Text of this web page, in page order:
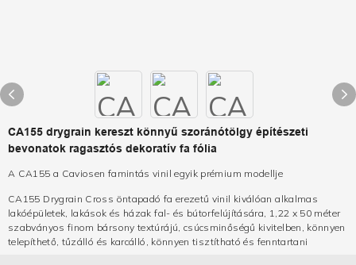
CA155 drygrain kereszt könnyű szoránótölgy építészeti
bevonatok ragasztós dekoratív fa fólia
A CA155 a Caviosen famintás vinil egyik prémium modellje
CA155 Drygrain Cross öntapadó fa erezetű vinil kiválóan alkalmas
lakóépületek, lakások és házak fal- és bútorfelújítására, 1,22 x 50 méter
szabványos finom bársony textúrájú, csúcsminőségű kivitelben, könnyen
telepíthető, tűzálló és karcálló, könnyen tisztítható és fenntartani